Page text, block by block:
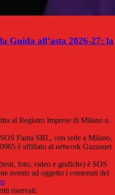
Guida all’asta 2026-27: la
al Registro Imprese di Milano n.
Fanta SRL, con sede a Milano,
è affiliato al network Gazzanet
foto, video e grafiche) è SOS
avente ad oggetto i contenuti del
riservati.